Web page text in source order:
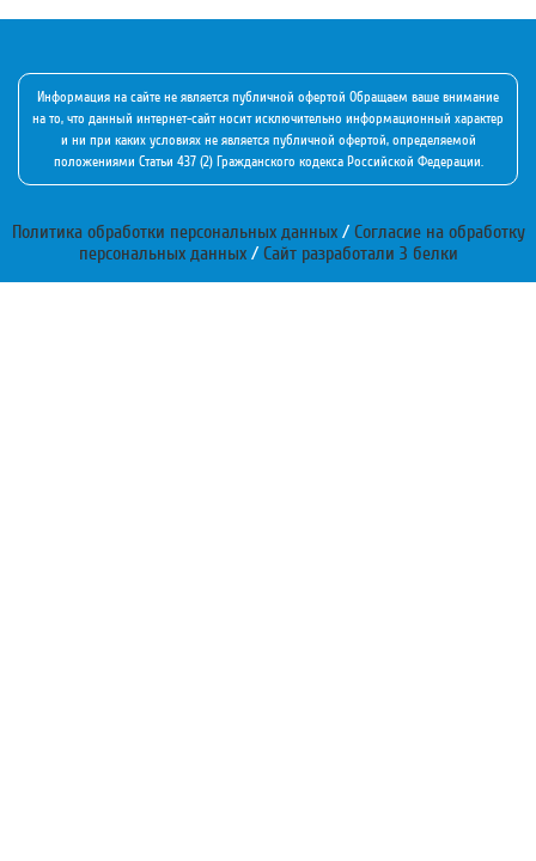
Информация на сайте не является публичной офертой Обращаем ваше внимание
на то, что данный интернет-сайт носит исключительно информационный характер
и ни при каких условиях не является публичной офертой, определяемой
положениями Статьи 437 (2) Гражданского кодекса Российской Федерации.
Политика обработки персональных данных/ Согласие на обработку
персональных данных/ Сайт разработали 3 белки